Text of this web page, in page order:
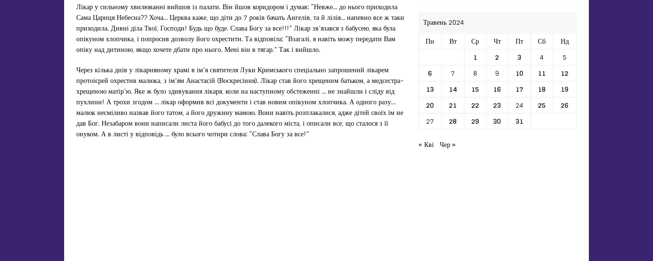
Лікар у сильному хвилюванні вийшов із палати. Він йшов коридором і думав: “Невже… до нього приходила
Сама Цариця Небесна?? Хоча… Церква каже, що діти до 7 років бачать Ангелів, та й лілія… напевно все ж таки
приходила. Дивні діла Твої, Господи! Будь що буде. Слава Богу за все!!!” Лікар зв’язався з бабусею, яка була
опікуном хлопчика, і попросив дозволу його охрестити. Та відповіла: “Взагалі, я навіть можу передати Вам
опіку над дитиною, якщо хочете дбати про нього. Мені він в тягар.” Так і вийшло.
Через кілька днів у лікарняному храмі в ім’я святителя Луки Кримського спеціально запрошений лікарем
протоієрей охрестив малюка, з ім’ям Анастасій (Воскресіння). Лікар став його хрещеним батьком, а медсестра-
хрещеною матір’ю. Яке ж було здивування лікаря, коли на наступному обстеженні … не знайшли і сліду від
пухлини! А трохи згодом … лікар оформив всі документи і став новим опікуном хлопчика. А одного разу…
малюк несміливо назвав його татом, а його дружину мамою. Вони навіть розплакалися, адже дітей своїх їм не
дав Бог. Незабаром вони написали листа його бабусі до того далекого міста, і описали все, що сталося з її
онуком. А в листі у відповідь … було всього чотири слова: “Слава Богу за все!”
Травень 2024
Пн
Вт Ср Чт Пт Сб
Нд
1
2 3 4
5
6
7 8 9 10 11
12
13
14 15 16 17 18
19
20
21 22 23 24 25
26
27
28 29 30
31
« Кві Чер »